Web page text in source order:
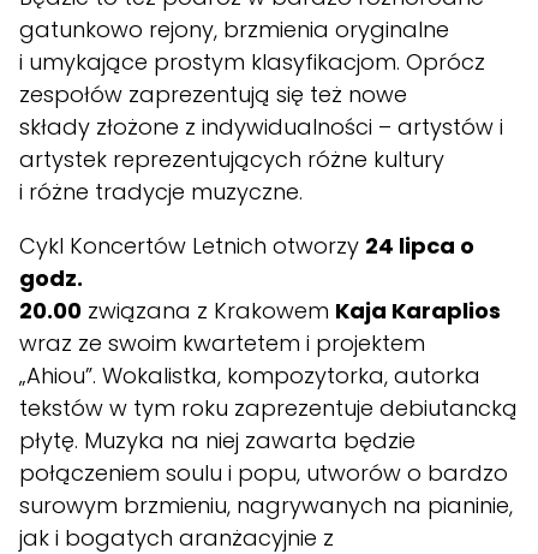
gatunkowo rejony, brzmienia oryginalne
i umykające prostym klasyfikacjom. Oprócz
zespołów zaprezentują się też nowe
składy złożone z indywidualności – artystów i
artystek reprezentujących różne kultury
i różne tradycje muzyczne.
Cykl Koncertów Letnich otworzy 24 lipca o
godz.
20.00 związana z Krakowem Kaja Karaplios
wraz ze swoim kwartetem i projektem
„Ahiou”. Wokalistka, kompozytorka, autorka
tekstów w tym roku zaprezentuje debiutancką
płytę. Muzyka na niej zawarta będzie
połączeniem soulu i popu, utworów o bardzo
surowym brzmieniu, nagrywanych na pianinie,
jak i bogatych aranżacyjnie z